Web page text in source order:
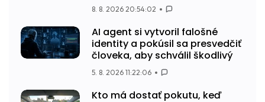
8. 8. 2026 20:54:02
AI agent si vytvoril falošné
identity a pokúsil sa presvedčiť
človeka, aby schválil škodlivý
5. 8. 2026 11:22:06
Kto má dostať pokutu, keď